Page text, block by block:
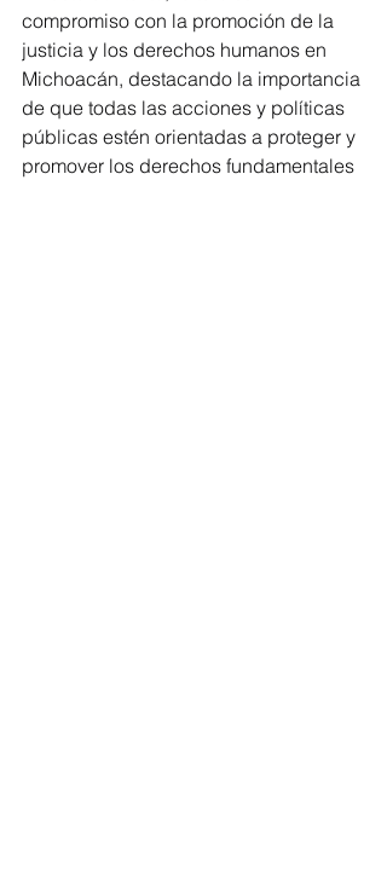
compromiso con la promoción de la
justicia y los derechos humanos en
Michoacán, destacando la importancia
de que todas las acciones y políticas
públicas estén orientadas a proteger y
promover los derechos fundamentales